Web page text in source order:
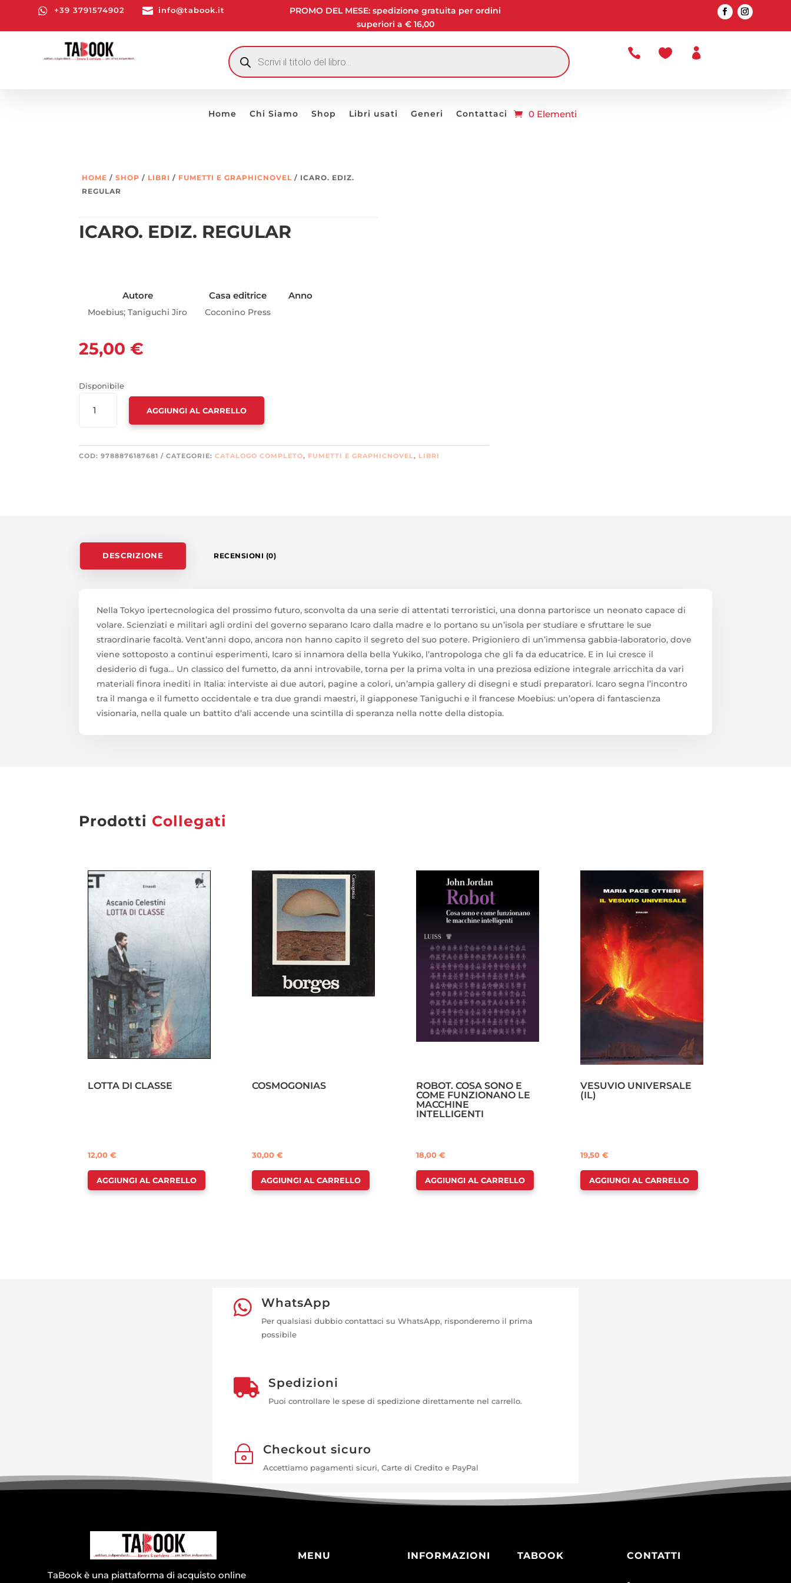
 +39 3791574902  info@tabook.it
PROMO DEL MESE: spedizione gratuita per ordini
superiori a € 16,00
RICERCA
PRODOTTI
  
Home Chi Siamo Shop Libri usati Generi Contattaci 0 Elementi
HOME /SHOP / LIBRI / FUMETTI E GRAPHICNOVEL / ICARO. EDIZ.
REGULAR
ICARO. EDIZ. REGULAR
Autore
Moebius; Taniguchi Jiro
Casa editrice
Coconino Press
Anno
25,00€
Disponibile
EDIZ.
AGGIUNGI AL CARRELLO
COD:9788876187681 CATEGORIE:CATALOGO COMPLETO, FUMETTI E GRAPHICNOVEL, LIBRI
DESCRIZIONE RECENSIONI (0)
Nella Tokyo ipertecnologica del prossimo futuro, sconvolta da una serie di attentati terroristici, una donna partorisce un neonato capace di
volare. Scienziati e militari agli ordini del governo separano Icaro dalla madre e lo portano su un’isola per studiare e sfruttare le sue
straordinarie facoltà. Vent’anni dopo, ancora non hanno capito il segreto del suo potere. Prigioniero di un’immensa gabbia-laboratorio, dove
viene sottoposto a continui esperimenti, Icaro si innamora della bella Yukiko, l’antropologa che gli fa da educatrice. E in lui cresce il
desiderio di fuga… Un classico del fumetto, da anni introvabile, torna per la prima volta in una preziosa edizione integrale arricchita da vari
materiali finora inediti in Italia: interviste ai due autori, pagine a colori, un’ampia gallery di disegni e studi preparatori. Icaro segna l’incontro
tra il manga e il fumetto occidentale e tra due grandi maestri, il giapponese Taniguchi e il francese Moebius: un’opera di fantascienza
visionaria, nella quale un battito d’ali accende una scintilla di speranza nella notte della distopia.
Prodotti Collegati
LOTTA DI CLASSE
12,00€
AGGIUNGI AL CARRELLO
COSMOGONIAS
30,00€
AGGIUNGI AL CARRELLO
ROBOT. COSA SONO E
COME FUNZIONANO LE
MACCHINE
INTELLIGENTI
18,00€
AGGIUNGI AL CARRELLO
VESUVIO UNIVERSALE
(IL)
19,50€
AGGIUNGI AL CARRELLO
 WhatsApp
Per qualsiasi dubbio contattaci su WhatsApp, risponderemo il prima
possibile
 Spedizioni
Puoi controllare le spese di spedizione direttamente nel carrello.
~ Checkout sicuro
Accettiamo pagamenti sicuri, Carte di Credito e PayPal
TaBook è una piattaforma di acquisto online
MENU INFORMAZIONI TABOOK CONTATTI